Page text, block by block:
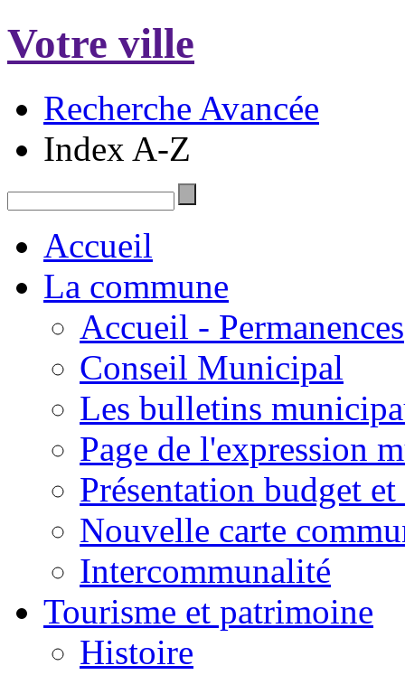
Votre ville
Recherche Avancée
Index A-Z
Accueil
La commune
Accueil - Permanences
Conseil Municipal
Les bulletins
Page de l'expression
Présentation budget
Nouvelle carte
Intercommunalité
Tourisme et patrimoine
Histoire